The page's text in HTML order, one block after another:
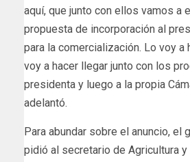
aquí, que junto con ellos vamos a
propuesta de incorporación al
para la comercialización. Lo voy a
voy a hacer llegar junto con los
presidenta y luego a la propia
adelantó.
Para abundar sobre el anuncio, el
pidió al secretario de Agricultura y